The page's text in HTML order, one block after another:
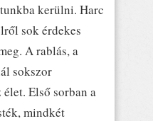
kerülni. Harc
sok érdekes
A rablás, a
sokszor
Első sorban a
mindkét